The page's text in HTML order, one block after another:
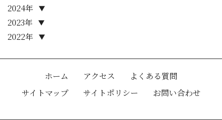
2022年 ▼
2023年 ▼
2024年 ▼
ホーム アクセス
よくある質問
サイトマップ
サイトポリシー お問い合わせ